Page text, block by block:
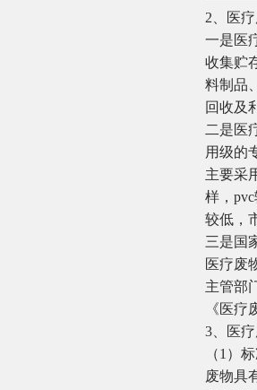
2、医
一是医
收集贮
料制品
回收及
二是医
用级的
主要采
样，
较低，
三是国
医疗废
主管部
《医
3、医
（1）
废物具